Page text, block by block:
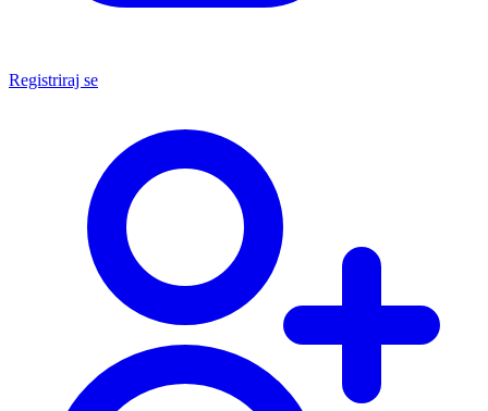
Registriraj se